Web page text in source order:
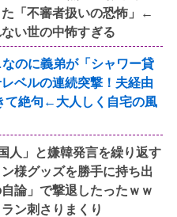
「不審者扱いの恐怖」←
い世の中怖すぎる
のに義弟が「シャワー貸
ベルの連続突撃！夫経由
て絶句←大人しく自宅の風
人」と嫌韓発言を繰り返す
様グッズを勝手に持ち出
論」で撃退したったｗｗ
ン刺さりまくり